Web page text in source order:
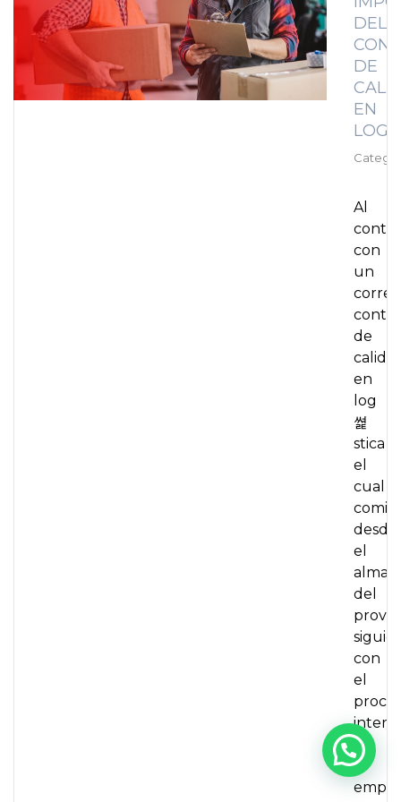
DEL
DE
EN
Al
contar
con
un
de
en
log
쎭
stica
el
cual
desde
el
del
con
el
de
la